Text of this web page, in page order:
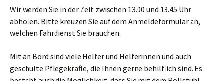
Wir werden Sie in der Zeit zwischen 13.00 und 13.45 Uhr
abholen. Bitte kreuzen Sie auf dem Anmeldeformular an,
welchen Fahrdienst Sie brauchen.
Mit an Bord sind viele Helfer und Helferinnen und auch
geschulte Pflegekräfte, die Ihnen gerne behilflich sind. Es